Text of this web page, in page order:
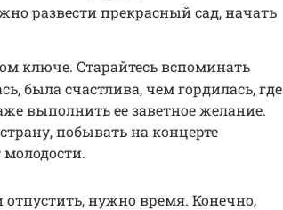
развести прекрасный сад, начать
ключе. Старайтесь вспоминать
была счастлива, чем гордилась, где
выполнить ее заветное желание.
побывать на концерте
нужно время. Конечно,